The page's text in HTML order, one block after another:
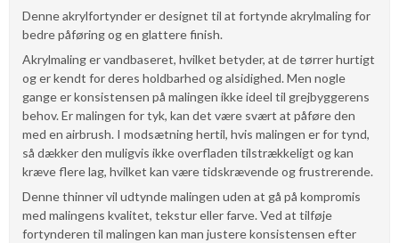
Denne akrylfortynder er designet til at fortynde akrylmaling for
bedre påføring og en glattere finish.
Akrylmaling er vandbaseret, hvilket betyder, at de tørrer hurtigt
og er kendt for deres holdbarhed og alsidighed. Men nogle
gange er konsistensen på ​​malingen ikke ideel til grejbyggerens
behov. Er malingen for tyk, kan det være svært at påføre den
med en airbrush. I modsætning hertil, hvis malingen er for tynd,
så dækker den muligvis ikke overfladen tilstrækkeligt og kan
kræve flere lag, hvilket kan være tidskrævende og frustrerende.
Denne thinner vil udtynde malingen uden at gå på kompromis
med malingens kvalitet, tekstur eller farve. Ved at tilføje
fortynderen til malingen kan man justere konsistensen efter